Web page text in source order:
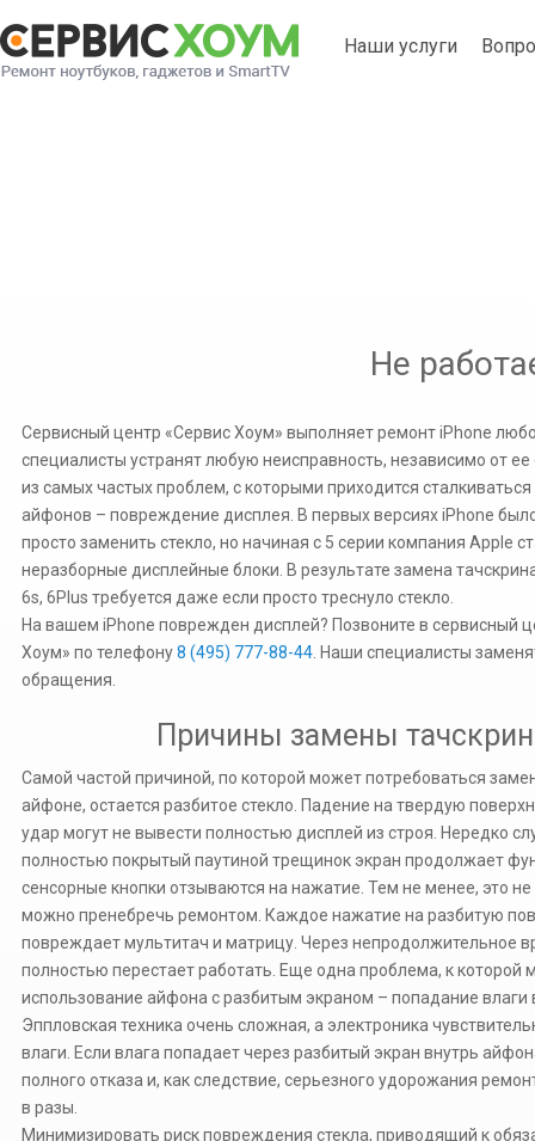
Наши услуги
Не
Сервисный центр «Сервис Хоум» выполняет ремонт iPhone
специалисты устранят любую неисправность, независимо от
из самых частых проблем, с которыми приходится
айфонов – повреждение дисплея. В первых версиях iPhone
просто заменить стекло, но начиная с 5 серии компания Apple
неразборные дисплейные блоки. В результате замена
6s, 6Plus требуется даже если просто треснуло стекло.
На вашем iPhone поврежден дисплей? Позвоните в сервисный
Хоум» по телефону8 (495) 777-88-44 . Наши специалисты
обращения.
Причины замены
Самой частой причиной, по которой может потребоваться
айфоне, остается разбитое стекло. Падение на твердую
удар могут не вывести полностью дисплей из строя. Нередко
полностью покрытый паутиной трещинок экран продолжает
сенсорные кнопки отзываются на нажатие. Тем не менее, это не
можно пренебречь ремонтом. Каждое нажатие на разбитую
повреждает мультитач и матрицу. Через непродолжительное
полностью перестает работать. Еще одна проблема, к которой
использование айфона с разбитым экраном – попадание влаги
Эппловская техника очень сложная, а электроника
влаги. Если влага попадает через разбитый экран внутрь
полного отказа и, как следствие, серьезного удорожания
в разы.
Минимизировать риск повреждения стекла, приводящий к